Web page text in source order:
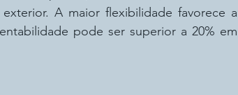
A maior flexibilidade favorece a
pode ser superior a 20% em